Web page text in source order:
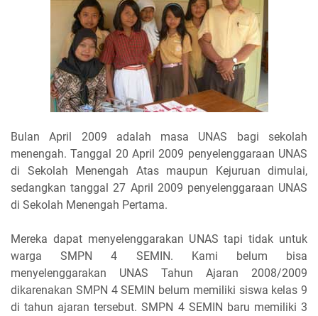
Bulan April 2009 adalah masa UNAS bagi sekolah
menengah. Tanggal 20 April 2009 penyelenggaraan UNAS
di Sekolah Menengah Atas maupun Kejuruan dimulai,
sedangkan tanggal 27 April 2009 penyelenggaraan UNAS
di Sekolah Menengah Pertama.
Mereka dapat menyelenggarakan UNAS tapi tidak untuk
warga SMPN 4 SEMIN. Kami belum bisa
menyelenggarakan UNAS Tahun Ajaran 2008/2009
dikarenakan SMPN 4 SEMIN belum memiliki siswa kelas 9
di tahun ajaran tersebut. SMPN 4 SEMIN baru memiliki 3